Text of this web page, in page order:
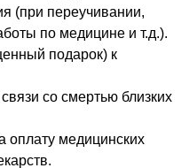
(при переучивании,
по медицине и т.д.).
подарок) к
со смертью близких
оплату медицинских